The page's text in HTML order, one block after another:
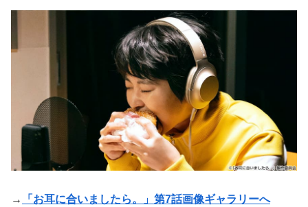
→ 「お耳に合いましたら。」第7話画像ギャラリーへ